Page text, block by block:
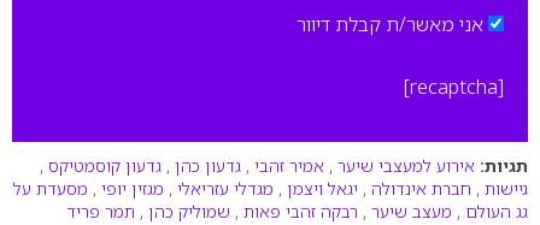
אני מאשר/ת קבלת דיוור
[recaptcha]
תגיות: אירוע למעצבי שיער , אמיר זהבי , גדעון כהן , גדעון קוסמטיקס ,
גיישות , חברת אינדולה , יגאל ויצמן , מגדלי עזריאלי , מגזין יופי , מסעדת על
גג העולם , מעצב שיער , רבקה זהבי פאות , שמוליק כהן , תמר פריד